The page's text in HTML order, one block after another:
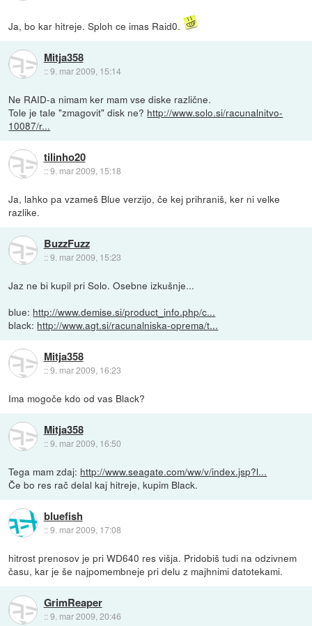
Ja, bo kar hitreje. Sploh ce imas Raid0.
Mitja358
::9. mar 2009, 15:14
Ne RAID-a nimam ker mam vse diske različne.
Tole je tale "zmagovit" disk ne? http://www.solo.si/racunalnitvo-
10087/r...
tilinho20
::9. mar 2009, 15:18
Ja, lahko pa vzameš Blue verzijo, če kej prihraniš, ker ni velke
razlike.
BuzzFuzz
::9. mar 2009, 15:23
Jaz ne bi kupil pri Solo. Osebne izkušnje...
blue: http://www.demise.si/product_info.php/c...
black: http://www.agt.si/racunalniska-oprema/t...
Mitja358
::9. mar 2009, 16:23
Ima mogoče kdo od vas Black?
Mitja358
::9. mar 2009, 16:50
Tega mam zdaj: http://www.seagate.com/ww/v/index.jsp?l...
Če bo res rač delal kaj hitreje, kupim Black.
bluefish
::9. mar 2009, 17:08
hitrost prenosov je pri WD640 res višja. Pridobiš tudi na odzivnem
času, kar je še najpomembneje pri delu z majhnimi datotekami.
GrimReaper
::9. mar 2009, 20:46